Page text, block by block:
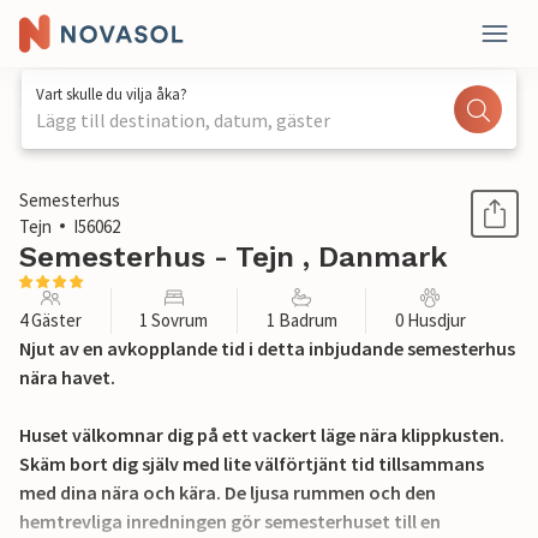
Vart skulle du vilja åka?
Lägg till destination, datum, gäster
1 / 24
Semesterhus
Tejn
I56062
Semesterhus - Tejn , Danmark
4 Gäster 1 Sovrum 1 Badrum 0 Husdjur
Njut av en avkopplande tid i detta inbjudande semesterhus
nära havet.
Huset välkomnar dig på ett vackert läge nära klippkusten.
Skäm bort dig själv med lite välförtjänt tid tillsammans
med dina nära och kära. De ljusa rummen och den
hemtrevliga inredningen gör semesterhuset till en